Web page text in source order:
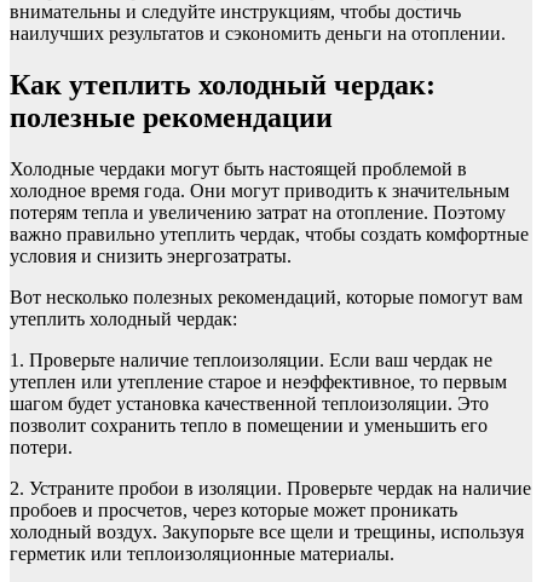
внимательны и следуйте инструкциям, чтобы достичь
наилучших результатов и сэкономить деньги на отоплении.
Как утеплить холодный чердак:
полезные рекомендации
Холодные чердаки могут быть настоящей проблемой в
холодное время года. Они могут приводить к значительным
потерям тепла и увеличению затрат на отопление. Поэтому
важно правильно утеплить чердак, чтобы создать комфортные
условия и снизить энергозатраты.
Вот несколько полезных рекомендаций, которые помогут вам
утеплить холодный чердак:
1. Проверьте наличие теплоизоляции. Если ваш чердак не
утеплен или утепление старое и неэффективное, то первым
шагом будет установка качественной теплоизоляции. Это
позволит сохранить тепло в помещении и уменьшить его
потери.
2. Устраните пробои в изоляции. Проверьте чердак на наличие
пробоев и просчетов, через которые может проникать
холодный воздух. Закупорьте все щели и трещины, используя
герметик или теплоизоляционные материалы.